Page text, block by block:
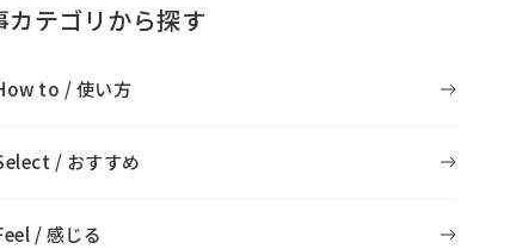
カテゴリから探す
to / 使い方
/ おすすめ
/ 感じる